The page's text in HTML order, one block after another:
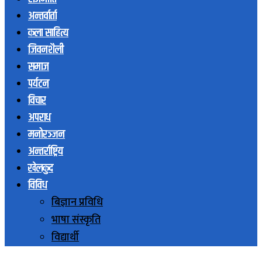
अन्तर्वार्ता
कला साहित्य
जिवनशैली
समाज
पर्यटन
विचार
अपराध
मनोरञ्जन
अन्तर्राष्ट्रिय
खेलकुद
विविध
बिज्ञान प्रविधि
भाषा संस्कृति
विद्यार्थी